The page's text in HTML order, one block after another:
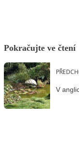
Pokračujte ve čtení
V